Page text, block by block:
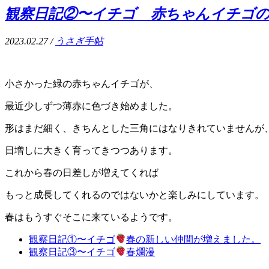
観察日記②〜イチゴ 赤ちゃんイチゴ
2023.02.27 / うさぎ手帖
小さかった緑の赤ちゃんイチゴが、
最近少しずつ薄赤に色づき始めました。
形はまだ細く、きちんとした三角にはなりきれていませんが、
日増しに大きく育ってきつつあります。
これから春の日差しが増えてくれば
もっと成長してくれるのではないかと楽しみにしています。
春はもうすぐそこに来ているようです。
観察日記①〜イチゴ
春の新しい仲間が増えました。
観察日記③〜イチゴ
春爛漫